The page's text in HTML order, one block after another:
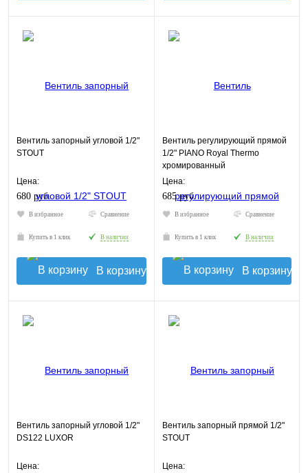
Вентиль запорный угловой 1/2"
STOUT
Цена:
680 руб.
В избранное Сравнение
Купить в 1 клик В наличии
В корзину
Вентиль регулирующий прямой
1/2" PIANO Royal Thermo
хромированный
Цена:
685 руб.
В избранное Сравнение
Купить в 1 клик В наличии
В корзину
Вентиль запорный угловой 1/2"
DS122 LUXOR
Цена:
Вентиль запорный прямой 1/2"
STOUT
Цена: